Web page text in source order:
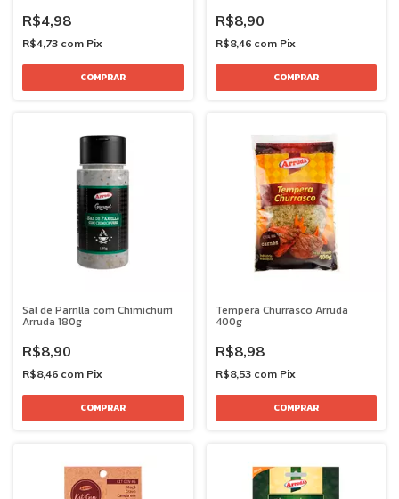
R$4,98
R$4,73 com Pix
R$8,90
R$8,46 com Pix
Sal de Parrilla com Chimichurri
Arruda 180g
R$8,90
R$8,46 com Pix
Tempera Churrasco Arruda
400g
R$8,98
R$8,53 com Pix